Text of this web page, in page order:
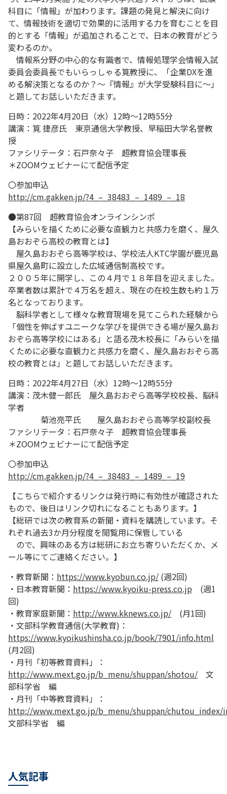
科目に「情報」が加わります。課題の発見と解決に向け
て、情報技術を適切で効果的に活用する力を育むことを目
的とする「情報」が追加されることで、日本の教育がどう
変わるのか。
情報系分野の中心的な有識者で、情報処理学会情報入試
委員会委員長でもいらっしゃる筧教授に、「企業DXを進
める解決策となるのか？～『情報』が大学受験科目に～」
と題してお話しいただきます。
日時：2022年4月20日（水）12時～12時55分
講演：筧 捷彦氏 東京通信大学教授、早稲田大学名誉教
授
ファシリテータ：石戸奈々子 超教育協会理事長
＊ZOOMウェビナーにて配信予定
〇参加申込
http://cm.gakken.jp/?4_–_38483_–_1489_–_18
●第87回 超教育協会オンラインシンポ
【みらいを描くために必要な直観力と共感力を磨く、屋久
島おおぞら高校の教育とは】
屋久島おおぞら高等学校は、学校法人KTC学園が鹿児島
県屋久島町に設立した広域通信制高校です。
２００５年に開学し、この４月で１８年目を迎えました。
卒業者数は累計で４万名を超え、現在の在校生数も約１万
名となっております。
脳科学者として様々な教育現場を見てこられた経験から
「個性を伸ばすユニークな学びを提供できる場が屋久島お
おぞら高等学校にはある」と語る茂木校長に「みらいを描
くために必要な直観力と共感力を磨く、屋久島おおぞら高
校の教育とは」と題してお話しいただきます。
日時：2022年4月27日（水）12時～12時55分
講演：茂木健一郎氏 屋久島おおぞら高等学校校長、脳科
学者
菊池亮平氏 屋久島おおぞら高等学校副校長
ファシリテータ：石戸奈々子 超教育協会理事長
＊ZOOMウェビナーにて配信予定
〇参加申込
http://cm.gakken.jp/?4_–_38483_–_1489_–_19
【こちらで紹介するリンクは発行時に有効性が確認された
もので、後日はリンク切れになることもあります。】
【総研では次の教育系の新聞・資料を購読しています。そ
れぞれ過去3か月分程度を閲覧用に保管している
ので、興味のある方は総研にお立ち寄りいただくか、メ
ール等にてご連絡ください。】
・教育新聞： https://www.kyobun.co.jp/ (週2回)
・日本教育新聞： https://www.kyoiku-press.co.jp (週1
回)
・教育家庭新聞： http://www.kknews.co.jp/ (月1回)
・文部科学教育通信(大学教育)：
https://www.kyoikushinsha.co.jp/book/7901/info.html
(月2回)
・月刊「初等教育資料」：
http://www.mext.go.jp/b_menu/shuppan/shotou/ 文
部科学省 編
・月刊「中等教育資料」：
http://www.mext.go.jp/b_menu/shuppan/chutou_index/
文部科学省 編
人気記事